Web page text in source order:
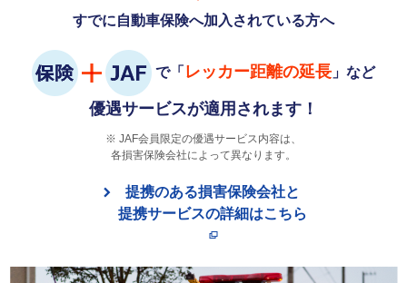
すでに自動車保険へ加入されている方へ
で「 レッカー距離の延長 」など
優遇サービスが適用されます！
JAF会員限定の優遇サービス内容は、
各損害保険会社によって異なります。
提携のある損害保険会社と
提携サービスの詳細はこちら